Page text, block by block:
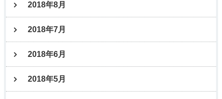
2018年8月
2018年7月
2018年6月
2018年5月